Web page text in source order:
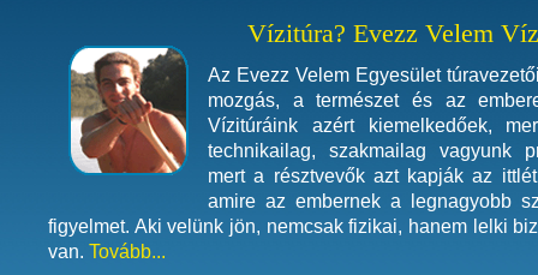
Vízitúra? Evezz Velem
Az Evezz Velem Egyesület
mozgás, a természet és az
Vízitúráink azért kiemelkedőek,
technikailag, szakmailag vagyunk
mert a résztvevők azt kapják az
amire az embernek a legnagyobb
figyelmet. Aki velünk jön, nemcsak fizikai, hanem lelki
van. Tovább...